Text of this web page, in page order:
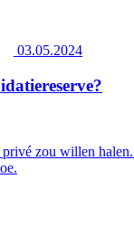
03.05.2024
zou willen